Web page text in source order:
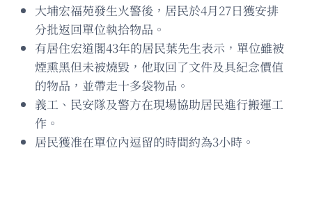
大埔宏福苑發生火警後，居民於4月27日獲安排
分批返回單位執拾物品。
有居住宏道閣43年的居民葉先生表示，單位雖被
煙熏黑但未被燒毀，他取回了文件及具紀念價值
的物品，並帶走十多袋物品。
義工、民安隊及警方在現場協助居民進行搬運工
作。
居民獲准在單位內逗留的時間約為3小時。